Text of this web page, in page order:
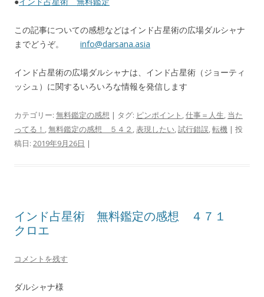
この記事についての感想などはインド占星術の広場ダルシャナ
までどうぞ。 info@darsana.asia
インド占星術の広場ダルシャナは、インド占星術（ジョーティ
ッシュ）に関するいろいろな情報を発信します
カテゴリー: 無料鑑定の感想 | タグ: ピンポイント ,仕事＝人生, 当た
ってる！ ,無料鑑定の感想 ５４２ ,表現したい,試行錯誤,転機 | 投
稿日: 2019年9月26日 |
インド占星術 無料鑑定の感想 ４７１
クロエ
コメントを残す
ダルシャナ様